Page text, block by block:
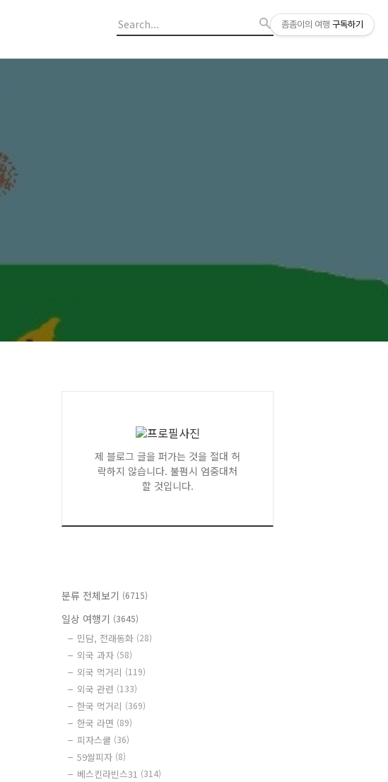
제 블로그 글을 퍼가는 것을 절대 허
락하지 않습니다. 불펌시 엄중대처
할 것입니다.
분류 전체보기 (6715)
일상 여행기 (3645)
민담, 전래동화 (28)
외국 과자 (58)
외국 먹거리 (119)
외국 관련 (133)
한국 먹거리 (369)
한국 라면 (89)
피자스쿨 (36)
59쌀피자 (8)
베스킨라빈스31 (314)
좀좀이의 여행 구독하기